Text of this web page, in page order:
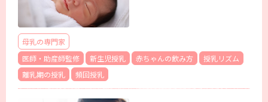
母乳の専門家
医師・助産師監修
新生児授乳 赤ちゃんの飲み方
授乳リズム
離乳期の授乳
頻回授乳